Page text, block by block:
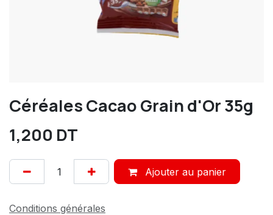
Céréales Cacao Grain d'Or 35g
1,200 DT
Ajouter au panier
Conditions générales